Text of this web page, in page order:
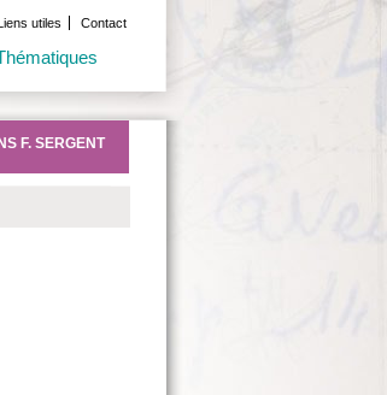
utiles Contact
F. SERGENT